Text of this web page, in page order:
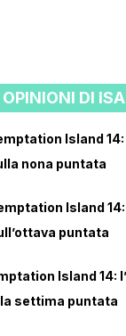
DI
Island 14:
nona puntata
Island
puntata
Island 14:
settima puntata